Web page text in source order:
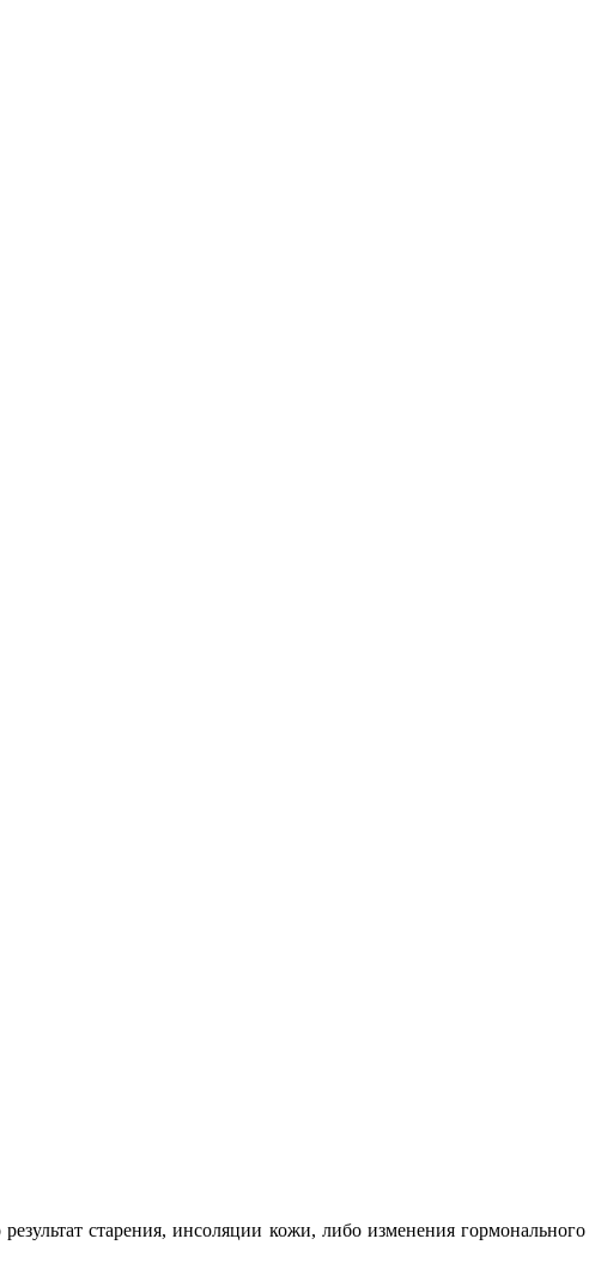
старения, инсоляции кожи, либо изменения гормонального